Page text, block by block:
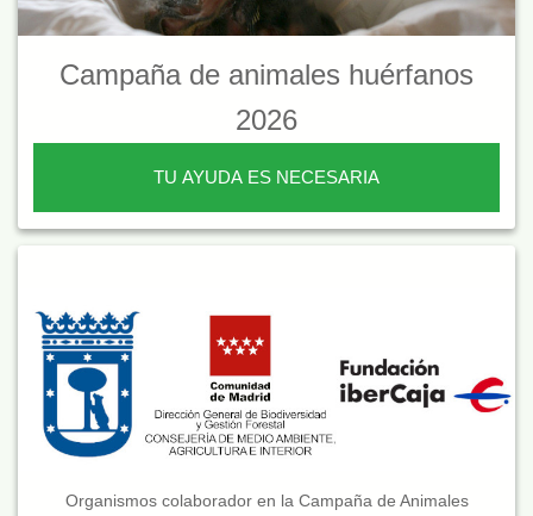
Campaña de animales huérfanos
2026
TU AYUDA ES NECESARIA
Organismos colaborador en la Campaña de Animales